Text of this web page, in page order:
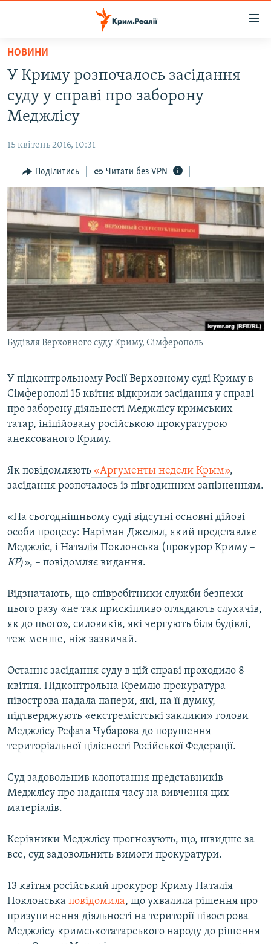
Перейти
основного
матеріалу
Перейти
до
основної
Перейти
до
пошуку
ВОДА.КРИМ
ВІДЕО ТА ФОТО
БЛОГИ
ПОГЛЯД
ІНТЕРВ'Ю
ВСЕ ЗА ДЕНЬ
СПЕЦПРОЕКТИ
ДЕПОРТАЦІЯ
ВІДЕОУРОКИ «ELIFBE»
СВІДЧЕННЯ ОКУПАЦІЇ
УКРАЇНСЬКА ПРОБЛЕМА КРИМУ
ІНФОГРАФІКА
ЯК ОБІЙТИ БЛОКУВАННЯ
Русский
Qırımtatar
ДОЛУЧАЙСЯ!
Усі сайти RFE/RL
НОВИНИ
У Криму розпочалось засідання
суду у справі про заборону
Меджлісу
15 квітень 2016, 10:31
Поділитись Читати без VPN
Будівля Верховного суду Криму, Сімферополь
У підконтрольному Росії Верховному суді Криму в
Сімферополі 15 квітня відкрили засідання у справі
про заборону діяльності Меджлісу кримських
татар, ініційовану російською прокуратурою
анексованого Криму.
Як повідомляють «Аргументы недели Крым»,
засідання розпочалось із півгодинним запізненням.
«На сьогоднішньому суді відсутні основні дійові
особи процесу: Наріман Джелял, який представляє
Меджліс, і Наталія Поклонська (прокурор Криму –
КР)», – повідомляє видання.
Відзначають, що співробітники служби безпеки
цього разу «не так прискіпливо оглядають слухачів,
як до цього», силовиків, які чергують біля будівлі,
теж менше, ніж зазвичай.
Останнє засідання суду в цій справі проходило 8
квітня. Підконтрольна Кремлю прокуратура
півострова надала папери, які, на її думку,
підтверджують «екстремістські заклики» голови
Меджлісу Рефата Чубарова до порушення
територіальної цілісності Російської Федерації.
Суд задовольнив клопотання представників
Меджлісу про надання часу на вивчення цих
матеріалів.
Керівники Меджлісу прогнозують, що, швидше за
все, суд задовольнить вимоги прокуратури.
13 квітня російський прокурор Криму Наталія
Поклонська повідомила, що ухвалила рішення про
призупинення діяльності на території півострова
Меджлісу кримськотатарського народу до рішення